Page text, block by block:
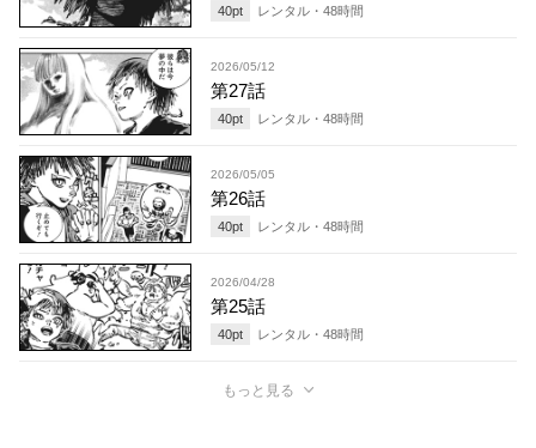
40pt レンタル・ 48時間
2026/05/12
第27話
40pt レンタル・ 48時間
2026/05/05
第26話
40pt レンタル・ 48時間
2026/04/28
第25話
40pt レンタル・ 48時間
もっと見る